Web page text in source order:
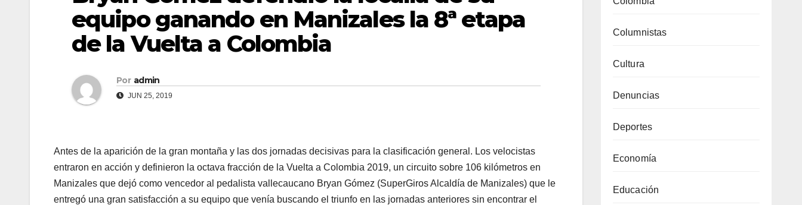
equipo ganando en Manizales la 8ª etapa
de la Vuelta a Colombia
Por admin
JUN 25, 2019
Antes de la aparición de la gran montaña y las dos jornadas decisivas para la clasificación general. Los velocistas
entraron en acción y definieron la octava fracción de la Vuelta a Colombia 2019, un circuito sobre 106 kilómetros en
Manizales que dejó como vencedor al pedalista vallecaucano Bryan Gómez (SuperGiros Alcaldía de Manizales) que le
entregó una gran satisfacción a su equipo que venía buscando el triunfo en las jornadas anteriores sin encontrar el
Columnistas
Cultura
Denuncias
Deportes
Economía
Educación